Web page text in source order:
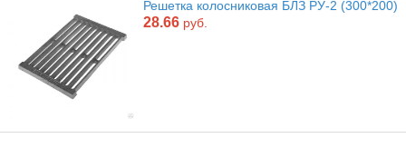
Решетка колосниковая БЛЗ РУ-2 (300*200)
28.66 руб.